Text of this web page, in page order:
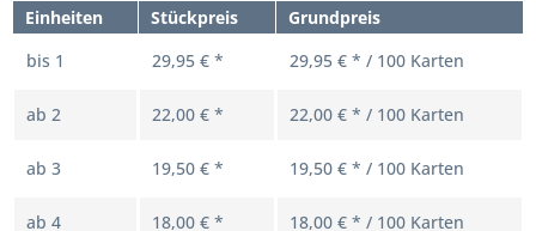
Einheiten Stückpreis
Grundpreis
bis 1 29,95 € * 29,95 € * / 100 Karten
ab 2 22,00 € * 22,00 € * / 100 Karten
ab 3 19,50 € * 19,50 € * / 100 Karten
ab 4 18,00 € * 18,00 € * / 100 Karten